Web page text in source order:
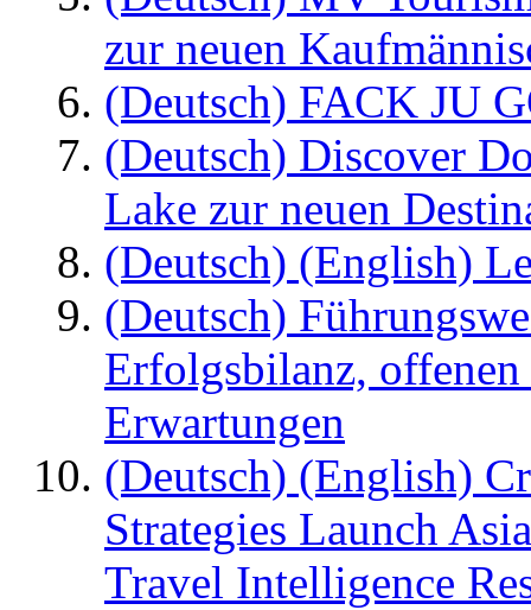
zur neuen
(Deutsch) FACK JU
(Deutsch) Discover
Lake zur neuen
(Deutsch) (English)
(Deutsch)
Erfolgsbilanz,
Erwartungen
(Deutsch) (English)
Strategies Launch
Travel Intelligence